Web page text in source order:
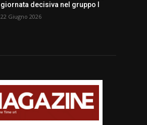
giornata decisiva nel gruppo I
22 Giugno 2026